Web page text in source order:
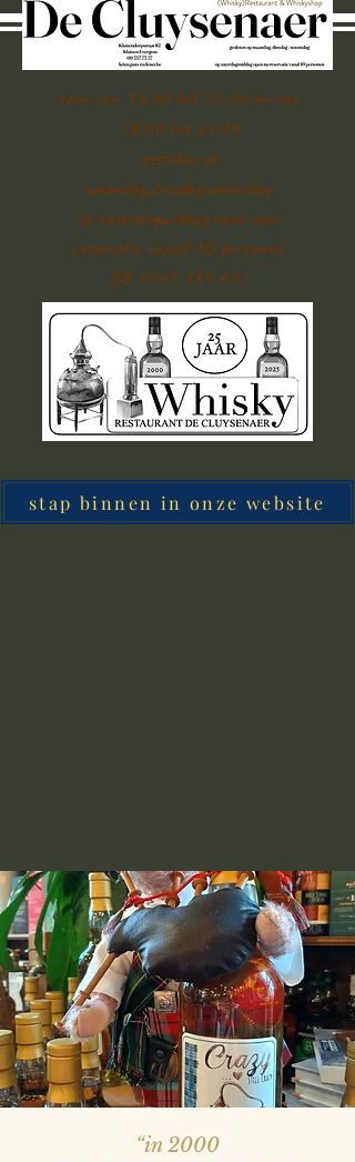
open van 12.00 tot 15.00 en van
18.00 tot 23.00
gesloten op
maandag,dinsdag,woensdag
op zaterdagmiddag open voor
reservatie vanaf 1O personen
BE 0465 334 635
stap binnen in onze website
“in 2000